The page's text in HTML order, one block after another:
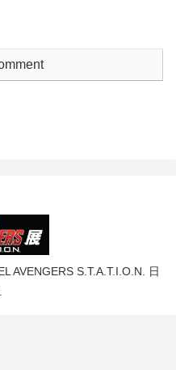
AVENGERS S.T.A.T.I.O.N. 日